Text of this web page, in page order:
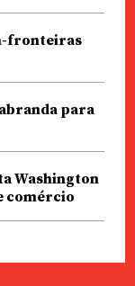
fronteiras
para
Washington
comércio